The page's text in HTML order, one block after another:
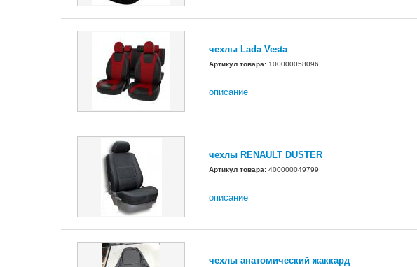
чехлы Lada Vesta
Артикул товара: 100000058096
описание
чехлы RENAULT DUSTER
Артикул товара: 400000049799
описание
чехлы анатомический жаккард